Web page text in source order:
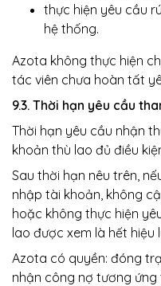
thực hiện yêu cầu
hệ thống.
Azota không thực hiện
tác viên chưa hoàn tất
9.3. Thời hạn yêu cầu
Thời hạn yêu cầu nhận
khoản thù lao đủ điều
Sau thời hạn nêu trên,
nhập tài khoản, không
hoặc không thực hiện
lao được xem là hết hiệu
Azota có quyền: đóng
nhận công nợ tương